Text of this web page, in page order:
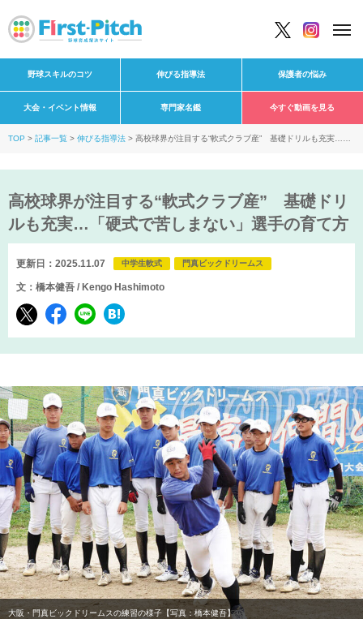
野球スキルのコツ 伸びる指導法 保護者の悩み
大会・イベント情報 専門家名鑑 今すぐ動画を見る
TOP 記事一覧 伸びる指導法
高校球界が注目する“軟式クラブ産” 基礎ドリルも充実…
高校球界が注目する“軟式クラブ産” 基礎ドリ
ルも充実…「硬式で苦しまない」選手の育て方
更新日：2025.11.07 中学生軟式 門真ビックドリームス
文：橋本健吾 / Kengo Hashimoto
大阪・門真ビックドリームスの練習の様子【写真：橋本健吾】